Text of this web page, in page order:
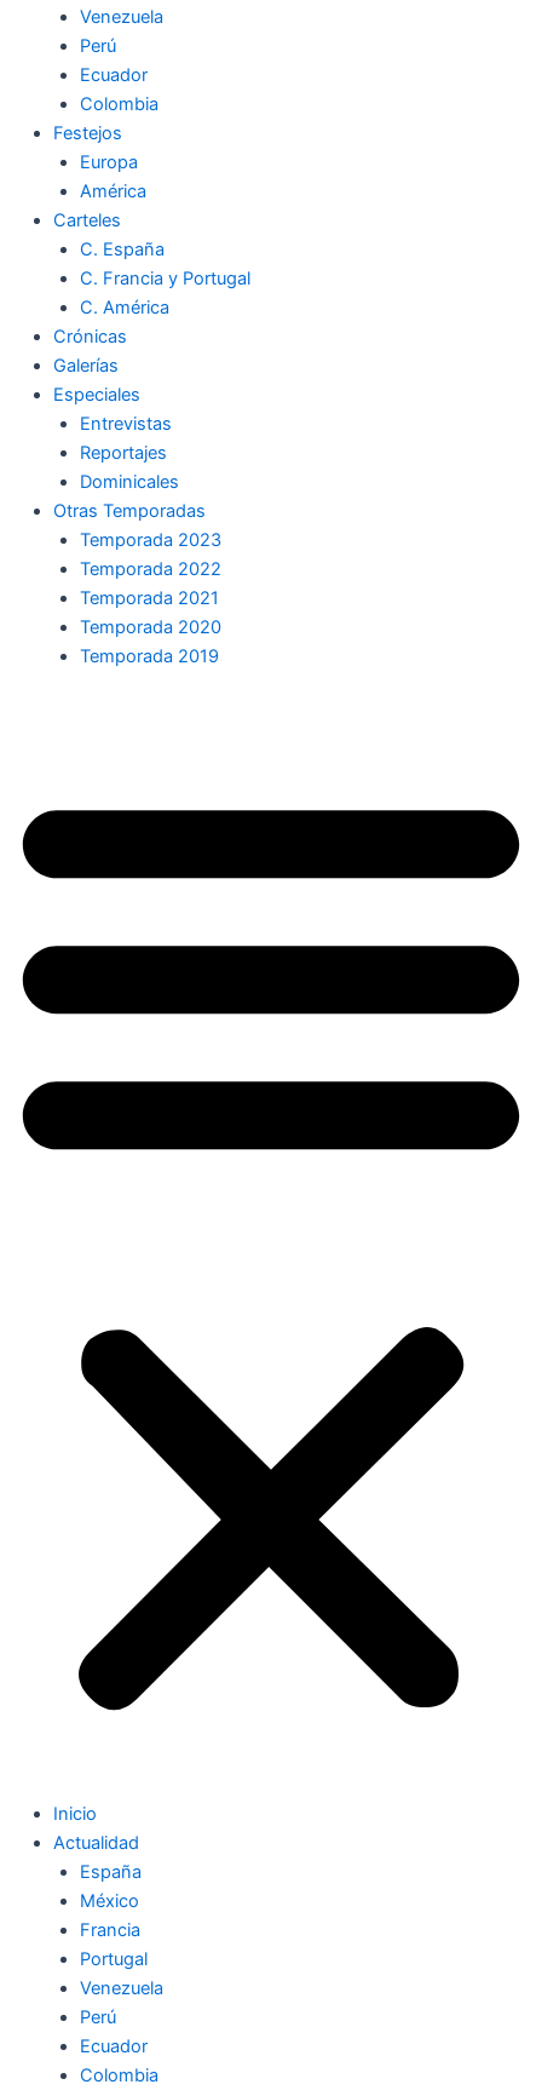
k
Venezuela
Perú
Ecuador
Colombia
Festejos
Europa
América
Carteles
C. España
C. Francia y Portugal
C. América
Crónicas
Galerías
Especiales
Entrevistas
Reportajes
Dominicales
Otras Temporadas
Temporada 2023
Temporada 2022
Temporada 2021
Temporada 2020
Temporada 2019
Inicio
Actualidad
España
México
Francia
Portugal
Venezuela
Perú
Ecuador
Colombia